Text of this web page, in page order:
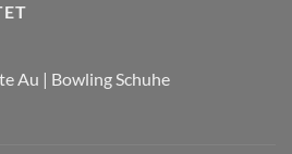
Au | Bowling Schuhe